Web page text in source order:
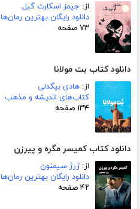
از: جیمز اسکارث گیل
دانلود رایگان بهترین رمان‌ها
۷۳ صفحه
دانلود کتاب بت مولانا
از: هادی بیگدلی
کتاب‌های اندیشه و مذهب
۱۳۴ صفحه
دانلود کتاب کمیسر مگره و پیرزن
از:ژرژ سیمنون
دانلود رایگان بهترین رمان‌ها
۴۲ صفحه